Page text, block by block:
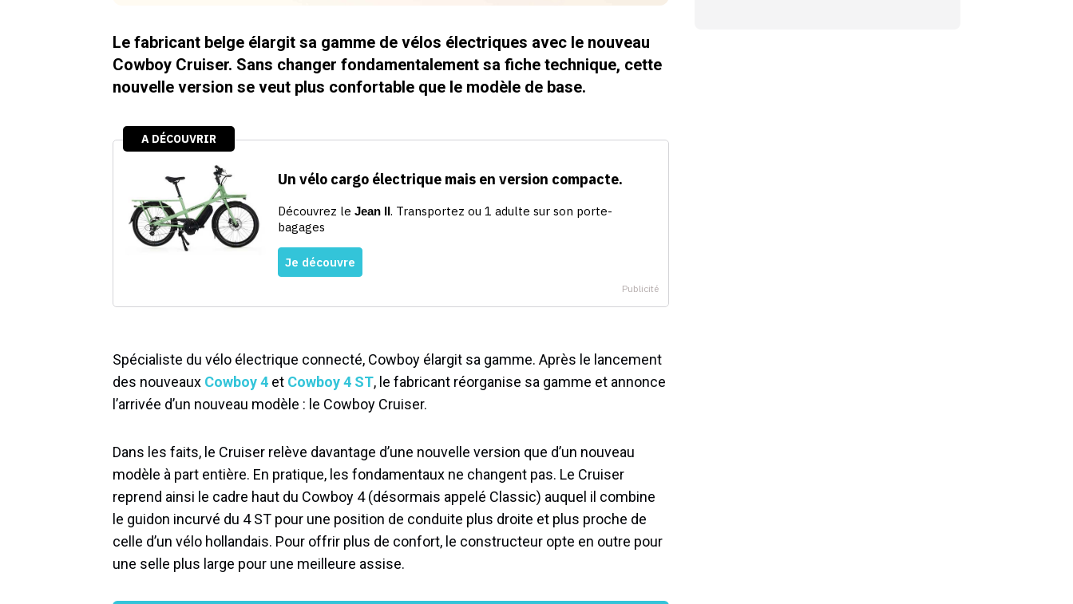
Le fabricant belge élargit sa gamme de vélos électriques avec le nouveau
Cowboy Cruiser. Sans changer fondamentalement sa fiche technique, cette
nouvelle version se veut plus confortable que le modèle de base.
Spécialiste du vélo électrique connecté, Cowboy élargit sa gamme. Après le lancement
des nouveaux Cowboy 4 et Cowboy 4 ST, le fabricant réorganise sa gamme et annonce
l’arrivée d’un nouveau modèle : le Cowboy Cruiser.
Dans les faits, le Cruiser relève davantage d’une nouvelle version que d’un nouveau
modèle à part entière. En pratique, les fondamentaux ne changent pas. Le Cruiser
reprend ainsi le cadre haut du Cowboy 4 (désormais appelé Classic) auquel il combine
le guidon incurvé du 4 ST pour une position de conduite plus droite et plus proche de
celle d’un vélo hollandais. Pour offrir plus de confort, le constructeur opte en outre pour
une selle plus large pour une meilleure assise.